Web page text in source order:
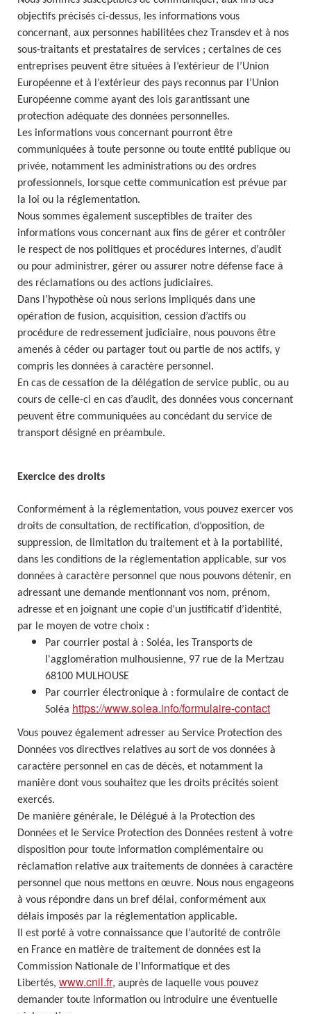
objectifs précisés ci-dessus, les informations vous
concernant, aux personnes habilitées chez Transdev et à nos
sous-traitants et prestataires de services ; certaines de ces
entreprises peuvent être situées à l’extérieur de l’Union
Européenne et à l’extérieur des pays reconnus par l’Union
Européenne comme ayant des lois garantissant une
protection adéquate des données personnelles.
Les informations vous concernant pourront être
communiquées à toute personne ou toute entité publique ou
privée, notamment les administrations ou des ordres
professionnels, lorsque cette communication est prévue par
la loi ou la réglementation.
Nous sommes également susceptibles de traiter des
informations vous concernant aux fins de gérer et contrôler
le respect de nos politiques et procédures internes, d’audit
ou pour administrer, gérer ou assurer notre défense face à
des réclamations ou des actions judiciaires.
Dans l’hypothèse où nous serions impliqués dans une
opération de fusion, acquisition, cession d’actifs ou
procédure de redressement judiciaire, nous pouvons être
amenés à céder ou partager tout ou partie de nos actifs, y
compris les données à caractère personnel.
En cas de cessation de la délégation de service public, ou au
cours de celle-ci en cas d’audit, des données vous concernant
peuvent être communiquées au concédant du service de
transport désigné en préambule.
Exercice des droits
Conformément à la réglementation, vous pouvez exercer vos
droits de consultation, de rectification, d’opposition, de
suppression, de limitation du traitement et à la portabilité,
dans les conditions de la réglementation applicable, sur vos
données à caractère personnel que nous pouvons détenir, en
adressant une demande mentionnant vos nom, prénom,
adresse et en joignant une copie d’un justificatif d’identité,
par le moyen de votre choix :
Par courrier postal à : Soléa, les Transports de
l'agglomération mulhousienne, 97 rue de la Mertzau
68100 MULHOUSE
Par courrier électronique à : formulaire de contact de
Soléa https://www.solea.info/formulaire-contact
Vous pouvez également adresser au Service Protection des
Données vos directives relatives au sort de vos données à
caractère personnel en cas de décès, et notamment la
manière dont vous souhaitez que les droits précités soient
exercés.
De manière générale, le Délégué à la Protection des
Données et le Service Protection des Données restent à votre
disposition pour toute information complémentaire ou
réclamation relative aux traitements de données à caractère
personnel que nous mettons en œuvre. Nous nous engageons
à vous répondre dans un bref délai, conformément aux
délais imposés par la réglementation applicable.
Il est porté à votre connaissance que l’autorité de contrôle
en France en matière de traitement de données est la
Commission Nationale de l'Informatique et des
Libertés, www.cnil.fr, auprès de laquelle vous pouvez
demander toute information ou introduire une éventuelle